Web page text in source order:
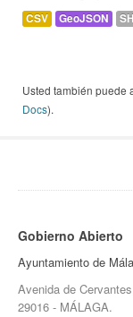
CSV GeoJSON
Usted también puede
Docs).
Gobierno Abierto
Ayuntamiento de
Avenida de
29016 - MÁLAGA.